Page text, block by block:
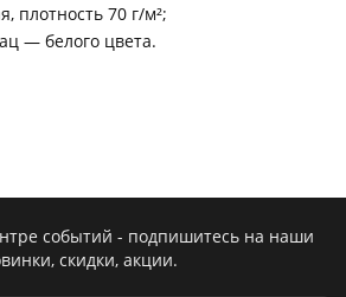
плотность 70 г/м²;
— белого цвета.
событий - подпишитесь на наши
скидки, акции.